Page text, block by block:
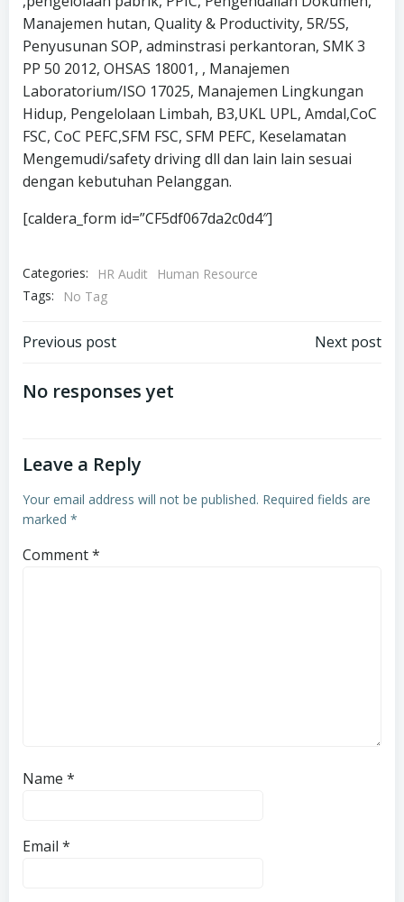
Manajemen hutan, Quality & Productivity, 5R/5S,
Penyusunan SOP, adminstrasi perkantoran, SMK 3
PP 50 2012, OHSAS 18001, , Manajemen
Laboratorium/ISO 17025, Manajemen Lingkungan
Hidup, Pengelolaan Limbah, B3,UKL UPL, Amdal,CoC
FSC, CoC PEFC,SFM FSC, SFM PEFC, Keselamatan
Mengemudi/safety driving dll dan lain lain sesuai
dengan kebutuhan Pelanggan.
[caldera_form id=”CF5df067da2c0d4″]
Categories: HR Audit
Human Resource
Tags:
No Tag
Post
navigation
Previous post Next post
No responses yet
Leave a Reply
Your email address will not be published. Required fields are
marked *
Comment*
Name *
Email *